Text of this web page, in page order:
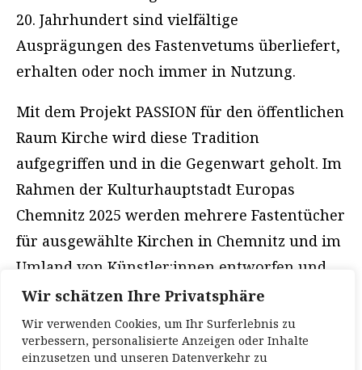
Wir schätzen Ihre Privatsphäre
Wir verwenden Cookies, um Ihr Surferlebnis zu
verbessern, personalisierte Anzeigen oder Inhalte
einzusetzen und unseren Datenverkehr zu
20. Jahrhundert sind vielfältige
Ausprägungen des Fastenvetums überliefert,
erhalten oder noch immer in Nutzung.
Mit dem Projekt PASSION für den öffentlichen
Raum Kirche wird diese Tradition
aufgegriffen und in die Gegenwart geholt. Im
Rahmen der Kulturhauptstadt Europas
Chemnitz 2025 werden mehrere Fastentücher
für ausgewählte Kirchen in Chemnitz und im
Umland von Künstler:innen entworfen und
während der Fastenzeiten installiert. Mit
diesen (kon)temporären künstlerischen
Verhüllungen öffnet sich die jeweilige